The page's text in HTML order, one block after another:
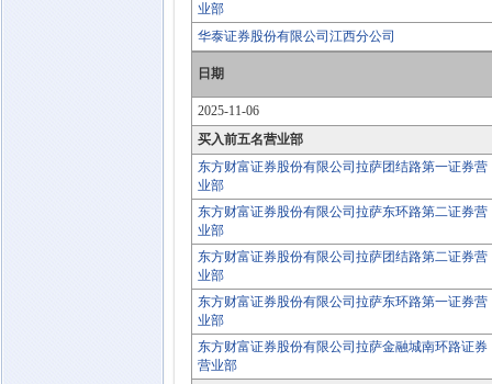
业部
华泰证券股份有限公司江西分公司
日期
2025-11-06
买入前五名营业部
东方财富证券股份有限公司拉萨团结路第一证券营
业部
东方财富证券股份有限公司拉萨东环路第二证券营
业部
东方财富证券股份有限公司拉萨团结路第二证券营
业部
东方财富证券股份有限公司拉萨东环路第一证券营
业部
东方财富证券股份有限公司拉萨金融城南环路证券
营业部